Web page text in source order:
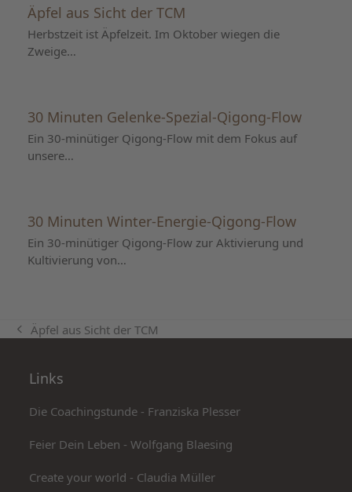
Äpfel aus Sicht der TCM
Herbstzeit ist Äpfelzeit. Im Oktober wiegen die
Zweige…
30 Minuten Gelenke-Spezial-Qigong-Flow
Ein 30-minütiger Qigong-Flow mit dem Fokus auf
unsere…
30 Minuten Winter-Energie-Qigong-Flow
Ein 30-minütiger Qigong-Flow zur Aktivierung und
Kultivierung von…
vorheriger
Äpfel aus Sicht der TCM
Links
Die Coachingstunde - Franziska Plesser
Feier Dein Leben - Wolfgang Blaesing
Create your world - Claudia Müller